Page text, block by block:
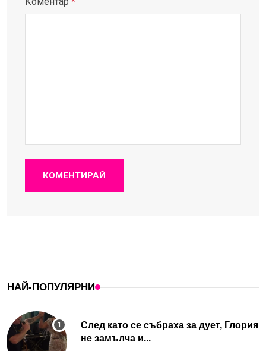
КОМЕНТИРАЙ
НАЙ-ПОПУЛЯРНИ
След като се събраха за дует, Глория
не замълча и...